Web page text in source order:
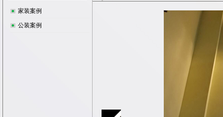
家装案例
公装案例